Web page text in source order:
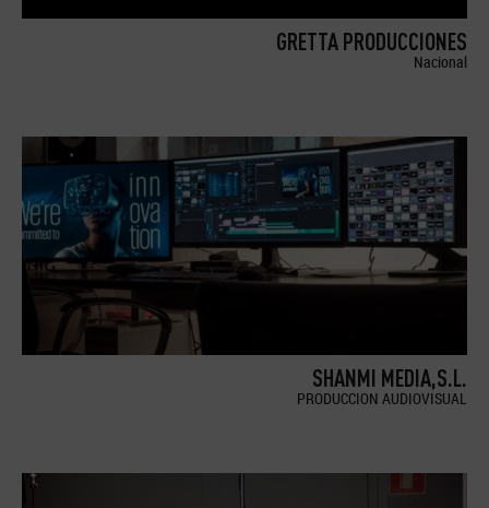
GRETTA PRODUCCIONES
Nacional
SHANMI MEDIA,S.L.
PRODUCCION AUDIOVISUAL